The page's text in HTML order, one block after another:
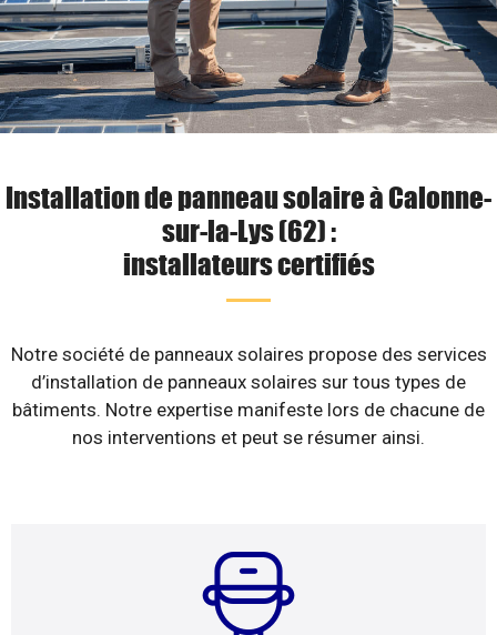
Installation de panneau solaire à Calonne-
sur-la-Lys (62) :
installateurs certifiés
Notre société de panneaux solaires propose des services
d’installation de panneaux solaires sur tous types de
bâtiments. Notre expertise manifeste lors de chacune de
nos interventions et peut se résumer ainsi.